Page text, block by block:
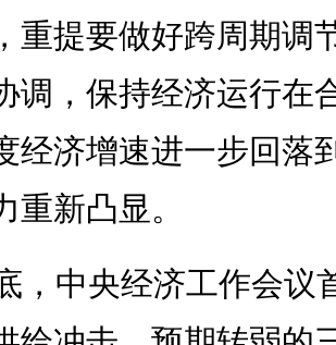
重提要做好跨周期调
调，保持经济运行在
经济增速进一步回落
重新凸显。
，中央经济工作会议